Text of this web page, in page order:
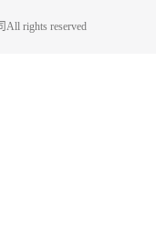
rights reserved